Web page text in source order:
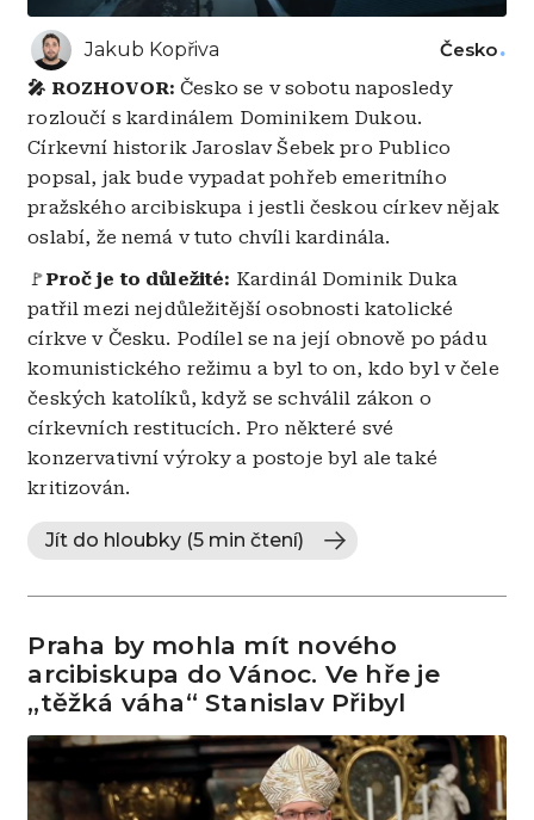
Jakub Kopřiva Česko
🎤 ROZHOVOR: Česko se v sobotu naposledy
rozloučí s kardinálem Dominikem Dukou.
Církevní historik Jaroslav Šebek pro Publico
popsal, jak bude vypadat pohřeb emeritního
pražského arcibiskupa i jestli českou církev nějak
oslabí, že nemá v tuto chvíli kardinála.
🚩Proč je to důležité: Kardinál Dominik Duka
patřil mezi nejdůležitější osobnosti katolické
církve v Česku. Podílel se na její obnově po pádu
komunistického režimu a byl to on, kdo byl v čele
českých katolíků, když se schválil zákon o
církevních restitucích. Pro některé své
konzervativní výroky a postoje byl ale také
kritizován.
Jít do hloubky (5 min čtení)
Praha by mohla mít nového
arcibiskupa do Vánoc. Ve hře je
„těžká váha“ Stanislav Přibyl